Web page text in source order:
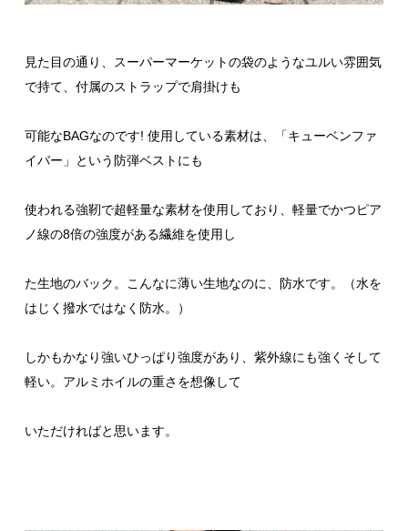
見た目の通り、スーパーマーケットの袋のようなユルい雰囲気
で持て、付属のストラップで肩掛けも
可能なBAGなのです! 使用している素材は、「キューベンファ
イバー」という防弾ベストにも
使われる強靭で超軽量な素材を使用しており、軽量でかつピア
ノ線の8倍の強度がある繊維を使用し
た生地のバック。こんなに薄い生地なのに、防水です。（水を
はじく撥水ではなく防水。）
しかもかなり強いひっぱり強度があり、紫外線にも強くそして
軽い。アルミホイルの重さを想像して
いただければと思います。